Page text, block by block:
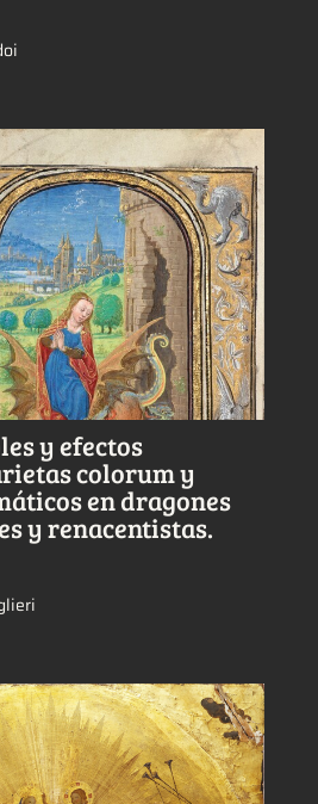
este tema.
y efectos
colorum y
en dragones
y renacentistas.